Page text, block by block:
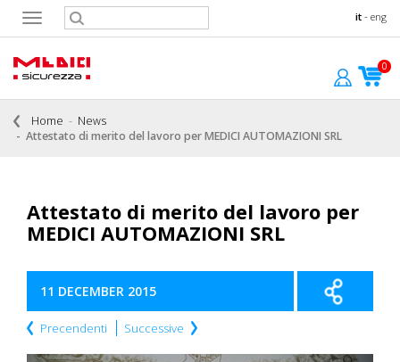
it - eng
Toggle
navigation
0
Home
News
Attestato di merito del lavoro per MEDICI AUTOMAZIONI SRL
Attestato di merito del lavoro per
MEDICI AUTOMAZIONI SRL
11 DECEMBER 2015
Precendenti Successive